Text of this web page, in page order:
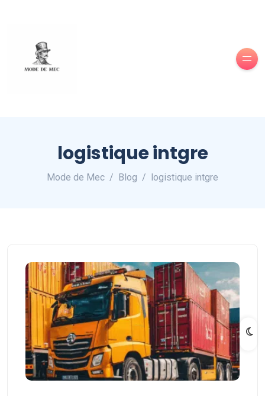
logistique intgre
Mode de Mec Blog logistique intgre